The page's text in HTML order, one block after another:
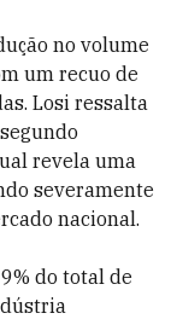
no volume
um recuo de
Losi ressalta
revela uma
severamente
nacional.
do total de